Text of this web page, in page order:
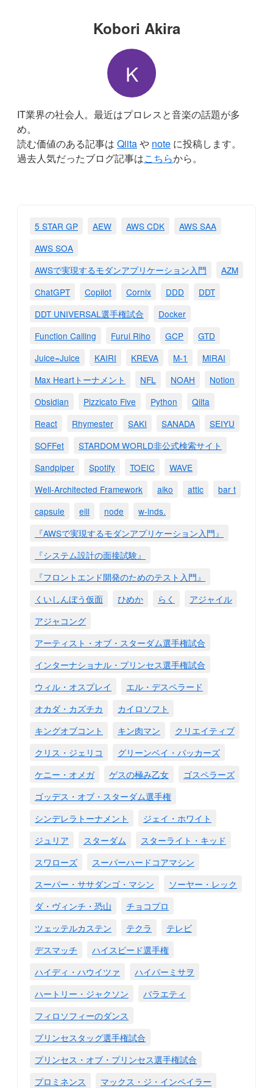
Kobori Akira
K
IT業界の社会人。最近はプロレスと音楽の話題が多
め。
読む価値のある記事は Qiitaや note に投稿します。
過去人気だったブログ記事はこちらから。
5 STAR GP AEW AWS CDK
AWS SAA
AWS SOA
AWSで実現するモダンアプリケーション入門
AZM
ChatGPT
Copilot Cornix DDD
DDT
DDT UNIVERSAL選手権試合
Docker
Function Calling
Furui Riho GCP
GTD
Juice=Juice
KAIRI KREVA M-1
MIRAI
Max Heartトーナメント
NFL NOAH
Notion
Obsidian
Pizzicato Five Python
Qiita
React
Rhymester SAKI SANADA
SEIYU
SOFFet
STARDOM WORLD非公式検索サイト
Sandpiper
Spotify TOEIC
WAVE
Well-Architected Framework
aiko attic
bar t
capsule
eill node
w-inds.
『AWSで実現するモダンアプリケーション入門』
『システム設計の面接試験』
『フロントエンド開発のためのテスト入門』
くいしんぼう仮面
ひめか らく
アジャイル
アジャコング
アーティスト・オブ・スターダム選手権試合
インターナショナル・プリンセス選手権試合
ウィル・オスプレイ
エル・デスペラード
オカダ・カズチカ
カイロソフト
キングオブコント
キン肉マン
クリエイティブ
クリス・ジェリコ
グリーンベイ・パッカーズ
ケニー・オメガ
ゲスの極み乙女
ゴスペラーズ
ゴッデス・オブ・スターダム選手権
シンデレラトーナメント
ジェイ・ホワイト
ジュリア
スターダム
スターライト・キッド
スワローズ
スーパーハードコアマシン
スーパー・ササダンゴ・マシン
ソーヤー・レック
ダ・ヴィンチ・恐山
チョコプロ
ツェッテルカステン
テクラ
テレビ
デスマッチ
ハイスピード選手権
ハイディ・ハウイツァ
ハイパーミサヲ
ハートリー・ジャクソン
バラエティ
フィロソフィーのダンス
プリンセスタッグ選手権試合
プリンセス・オブ・プリンセス選手権試合
プロミネンス
マックス・ジ・インペイラー